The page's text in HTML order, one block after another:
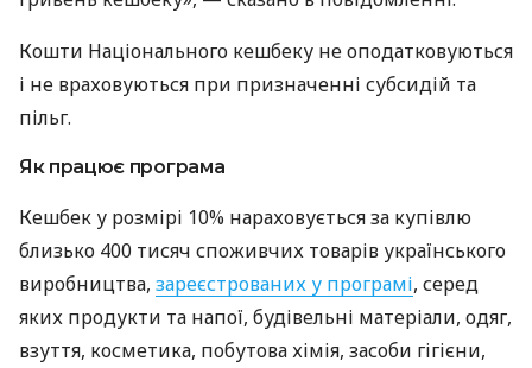
Кошти Національного кешбеку не оподатковуються
і не враховуються при призначенні субсидій та
пільг.
Як працює програма
Кешбек у розмірі 10% нараховується за купівлю
близько 400 тисяч споживчих товарів українського
виробництва, зареєстрованих у програмі, серед
яких продукти та напої, будівельні матеріали, одяг,
взуття, косметика, побутова хімія, засоби гігієни,